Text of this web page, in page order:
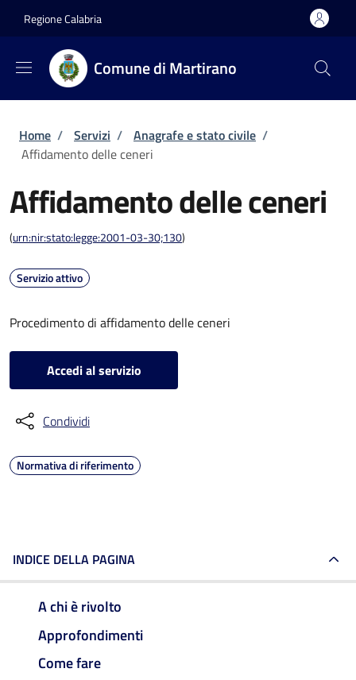
Regione Calabria
Comune di Martirano
Briciole di pane
Home / Servizi / Anagrafe e stato civile /
Affidamento delle ceneri
Affidamento delle ceneri
(urn:nir:stato:legge:2001-03-30;130)
Servizio attivo
Procedimento di affidamento delle ceneri
Accedi al servizio
Condividi
Normativa di riferimento
INDICE DELLA PAGINA
A chi è rivolto
Approfondimenti
Come fare